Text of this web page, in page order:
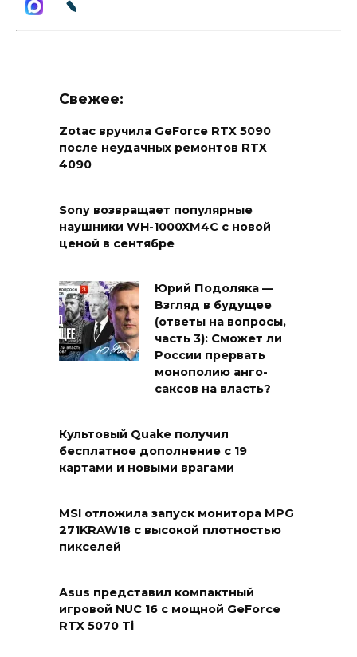
Свежее:
Zotac вручила GeForce RTX 5090
после неудачных ремонтов RTX
4090
Sony возвращает популярные
наушники WH-1000XM4C с новой
ценой в сентябре
Юрий Подоляка —
Взгляд в будущее
(ответы на вопросы,
часть 3): Сможет ли
России прервать
монополию анго-
саксов на власть?
Культовый Quake получил
бесплатное дополнение с 19
картами и новыми врагами
MSI отложила запуск монитора MPG
271KRAW18 с высокой плотностью
пикселей
Asus представил компактный
игровой NUC 16 с мощной GeForce
RTX 5070 Ti